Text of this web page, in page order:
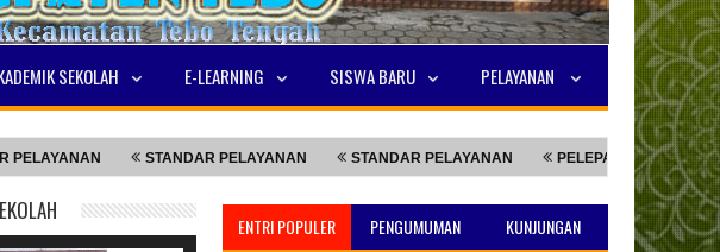
SEKOLAH E-LEARNING SISWA BARU PELAYANAN
STANDAR PELAYANAN STANDAR PELAYANAN PELEPASAN SISWA KELAS 9
ENTRI POPULER PENGUMUMAN KUNJUNGAN